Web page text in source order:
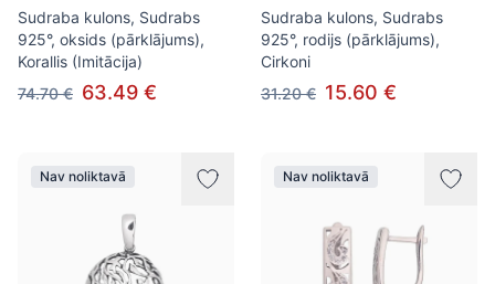
Sudraba kulons, Sudrabs
925°, oksids (pārklājums),
Korallis (Imitācija)
74.70 € 63.49 €
Sudraba kulons, Sudrabs
925°, rodijs (pārklājums),
Cirkoni
31.20 € 15.60 €
Nav noliktavā Nav noliktavā